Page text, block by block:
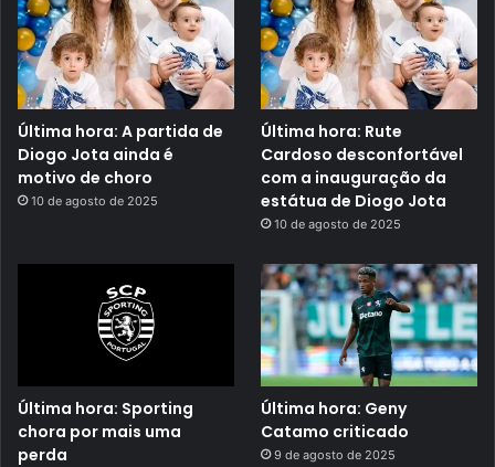
Última hora: A partida de
Diogo Jota ainda é
motivo de choro
10 de agosto de 2025
Última hora: Rute
Cardoso desconfortável
com a inauguração da
estátua de Diogo Jota
10 de agosto de 2025
Última hora: Sporting
chora por mais uma
perda
Última hora: Geny
Catamo criticado
9 de agosto de 2025